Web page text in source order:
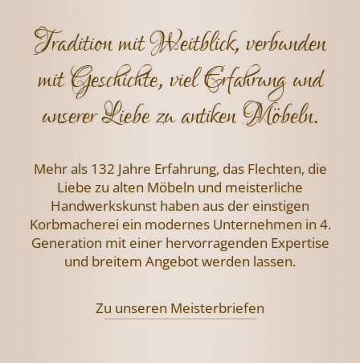
Tradition mit Weitblick, verbunden
mit Geschichte, viel Erfahrung und
unserer Liebe zu antiken Möbeln.
Mehr als 132 Jahre Erfahrung, das Flechten, die
Liebe zu alten Möbeln und meisterliche
Handwerkskunst haben aus der einstigen
Korbmacherei ein modernes Unternehmen in 4.
Generation mit einer hervorragenden Expertise
und breitem Angebot werden lassen.
Zu unseren Meisterbriefen